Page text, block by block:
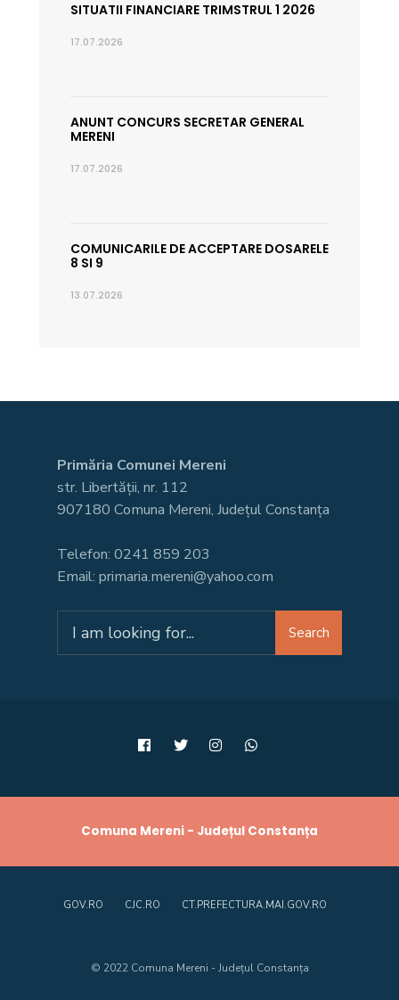
SITUATII FINANCIARE TRIMSTRUL 1 2026
17.07.2026
ANUNT CONCURS SECRETAR GENERAL
MERENI
17.07.2026
COMUNICARILE DE ACCEPTARE DOSARELE
8 SI 9
13.07.2026
Primăria Comunei Mereni
str. Libertății, nr. 112
907180 Comuna Mereni, Județul Constanța
Telefon: 0241 859 203
Email: primaria.mereni@yahoo.com
for:
Search
Comuna Mereni - Județul Constanța
GOV.RO CJC.RO CT.PREFECTURA.MAI.GOV.RO
© 2022 Comuna Mereni - Județul Constanța